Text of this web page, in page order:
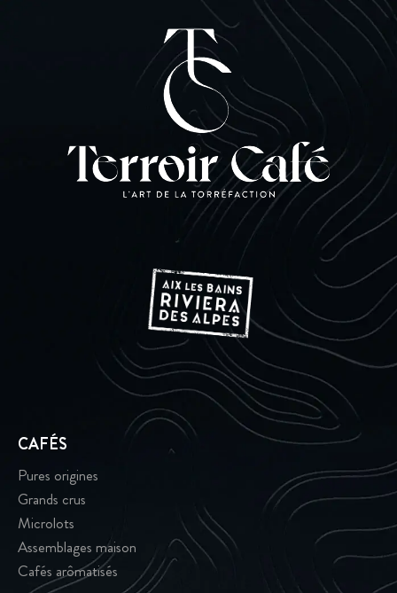
CAFÉS
Pures origines
Grands crus
Microlots
Assemblages maison
Cafés arômatisés